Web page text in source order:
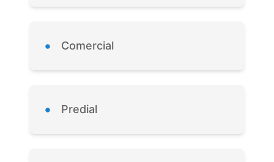
• Comercial
• Predial